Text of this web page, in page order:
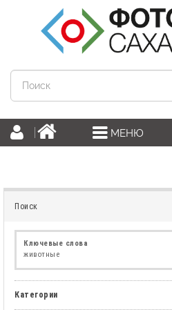
МЕНЮ
Поиск
Ключевые слова
животные
Категории